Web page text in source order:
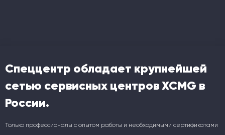
Спеццентр обладает крупнейшей
сетью сервисных центров XCMG в
России.
Только профессионалы с опытом работы и необходимыми сертификатами